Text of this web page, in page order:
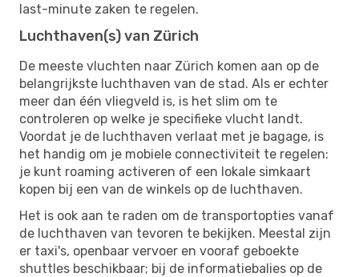
last-minute zaken te regelen.
Luchthaven(s) van Zürich
De meeste vluchten naar Zürich komen aan op de
belangrijkste luchthaven van de stad. Als er echter
meer dan één vliegveld is, is het slim om te
controleren op welke je specifieke vlucht landt.
Voordat je de luchthaven verlaat met je bagage, is
het handig om je mobiele connectiviteit te regelen:
je kunt roaming activeren of een lokale simkaart
kopen bij een van de winkels op de luchthaven.
Het is ook aan te raden om de transportopties vanaf
de luchthaven van tevoren te bekijken. Meestal zijn
er taxi's, openbaar vervoer en vooraf geboekte
shuttles beschikbaar; bij de informatiebalies op de